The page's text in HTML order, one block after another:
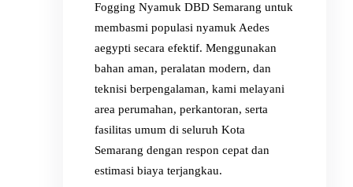
Fogging Nyamuk DBD Semarang untuk
membasmi populasi nyamuk Aedes
aegypti secara efektif. Menggunakan
bahan aman, peralatan modern, dan
teknisi berpengalaman, kami melayani
area perumahan, perkantoran, serta
fasilitas umum di seluruh Kota
Semarang dengan respon cepat dan
estimasi biaya terjangkau.